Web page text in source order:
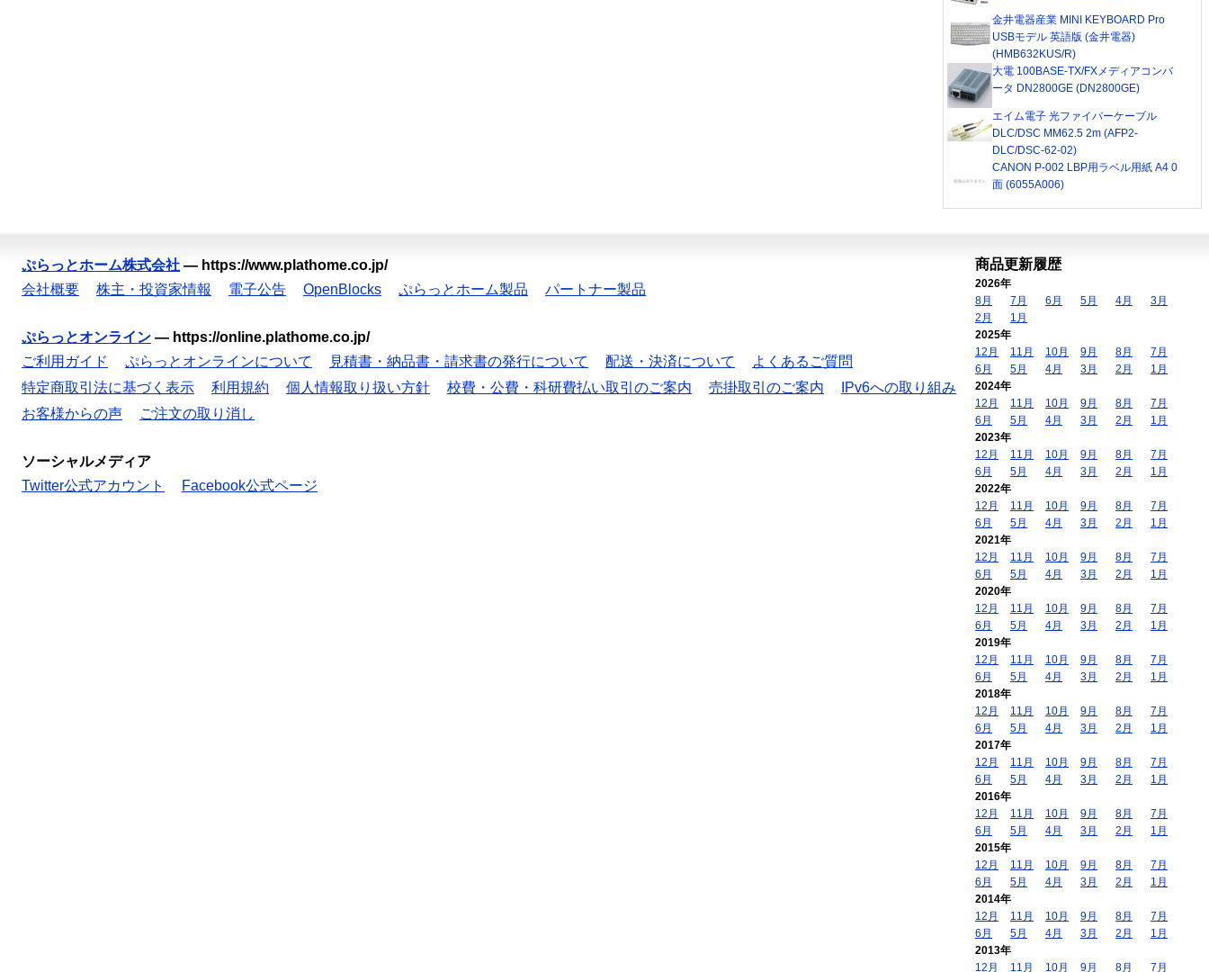
金井電器産業 MINI KEYBOARD Pro
USBモデル 英語版 (金井電器)
(HMB632KUS/R)
大電 100BASE-TX/FXメディアコンバ
ータ DN2800GE (DN2800GE)
エイム電子 光ファイバーケーブル
DLC/DSC MM62.5 2m (AFP2-
DLC/DSC-62-02)
CANON P-002 LBP用ラベル用紙 A4 0
面 (6055A006)
ぷらっとホーム株式会社 — https://www.plathome.co.jp/
会社概要
株主・投資家情報 電子公告 OpenBlocks ぷらっとホーム製品 パートナー製品
ぷらっとオンライン — https://online.plathome.co.jp/
ご利用ガイド
ぷらっとオンラインについて 見積書・納品書・請求書の発行について 配送・決済について
よくあるご質問
特定商取引法に基づく表示
利用規約 個人情報取り扱い方針 校費・公費・科研費払い取引のご案内 売掛取引のご案内
IPv6への取り組み
お客様からの声
ご注文の取り消し
ソーシャルメディア
Twitter公式アカウント
Facebook公式ページ
商品更新履歴
2026年
8月
7月 6月 5月 4月
3月
2月
1月
2025年
12月
11月 10月 9月 8月
7月
6月
5月 4月 3月 2月
1月
2024年
12月
11月 10月 9月 8月
7月
6月
5月 4月 3月 2月
1月
2023年
12月
11月 10月 9月 8月
7月
6月
5月 4月 3月 2月
1月
2022年
12月
11月 10月 9月 8月
7月
6月
5月 4月 3月 2月
1月
2021年
12月
11月 10月 9月 8月
7月
6月
5月 4月 3月 2月
1月
2020年
12月
11月 10月 9月 8月
7月
6月
5月 4月 3月 2月
1月
2019年
12月
11月 10月 9月 8月
7月
6月
5月 4月 3月 2月
1月
2018年
12月
11月 10月 9月 8月
7月
6月
5月 4月 3月 2月
1月
2017年
12月
11月 10月 9月 8月
7月
6月
5月 4月 3月 2月
1月
2016年
12月
11月 10月 9月 8月
7月
6月
5月 4月 3月 2月
1月
2015年
12月
11月 10月 9月 8月
7月
6月
5月 4月 3月 2月
1月
2014年
12月
11月 10月 9月 8月
7月
6月
5月 4月 3月 2月
1月
2013年
12月
11月 10月 9月 8月 7月